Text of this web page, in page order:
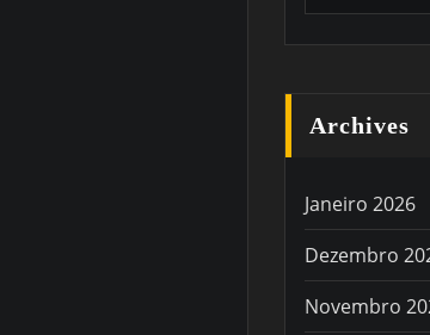
Archives
Janeiro 2026
Dezembro
Novembro